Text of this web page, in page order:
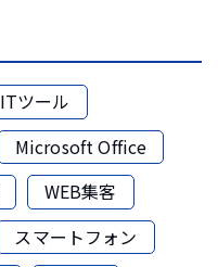
ITツール
Microsoft Office
WEB集客
スマートフォン